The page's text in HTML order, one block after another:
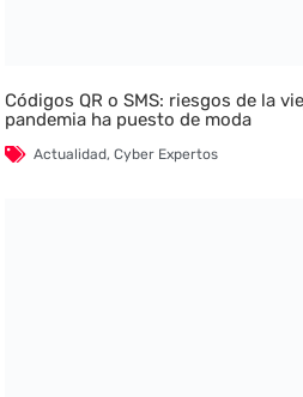
Códigos QR o SMS: riesgos de la
pandemia ha puesto de moda
Actualidad,Cyber Expertos